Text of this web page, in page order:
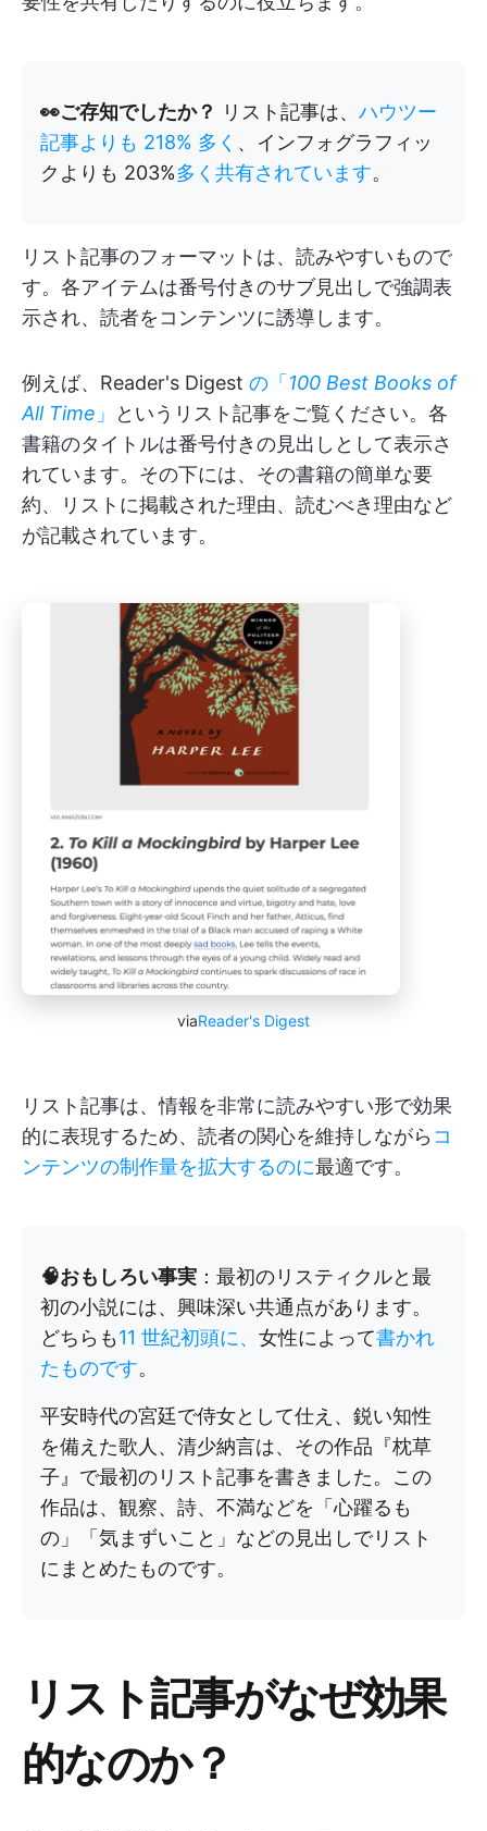
👀ご存知でしたか？ リスト記事は、 ハウツー
記事よりも 218% 多く 、インフォグラフィッ
クよりも 203%多く共有されています。
リスト記事のフォーマットは、読みやすいもので
す。各アイテムは番号付きのサブ見出しで強調表
示され、読者をコンテンツに誘導します。
例えば、Reader's Digest の「 100 Best Books of
All Time 」
というリスト記事をご覧ください。各
書籍のタイトルは番号付きの見出しとして表示さ
れています。その下には、その書籍の簡単な要
約、リストに掲載された理由、読むべき理由など
が記載されています。
viaReader's Digest
リスト記事は、情報を非常に読みやすい形で効果
的に表現するため、読者の関心を維持しながら コ
ンテンツの制作量を拡大するのに最適です。
🧠おもしろい事実 ：最初のリスティクルと最
初の小説には、興味深い共通点があります。
どちらも11 世紀初頭に、 女性によって書かれ
たものです。
平安時代の宮廷で侍女として仕え、鋭い知性
を備えた歌人、清少納言は、その作品『枕草
子』で最初のリスト記事を書きました。この
作品は、観察、詩、不満などを「心躍るも
の」「気まずいこと」などの見出しでリスト
にまとめたものです。
リスト記事がなぜ効果
的なのか？